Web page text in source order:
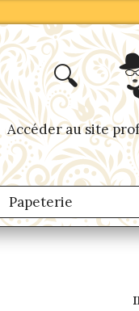
Papeterie
Accéder au site